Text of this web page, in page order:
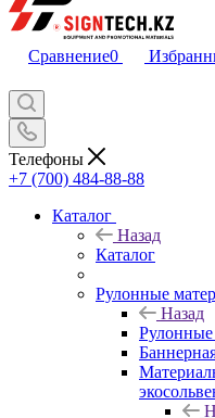
Сравнение0
Телефоны
+7 (700) 484-88-88
Каталог
Назад
Каталог
Рулонные
Назад